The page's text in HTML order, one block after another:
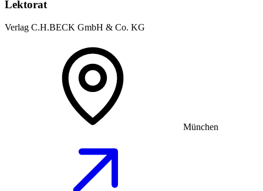
Lektorat
Verlag C.H.BECK GmbH & Co. KG
München